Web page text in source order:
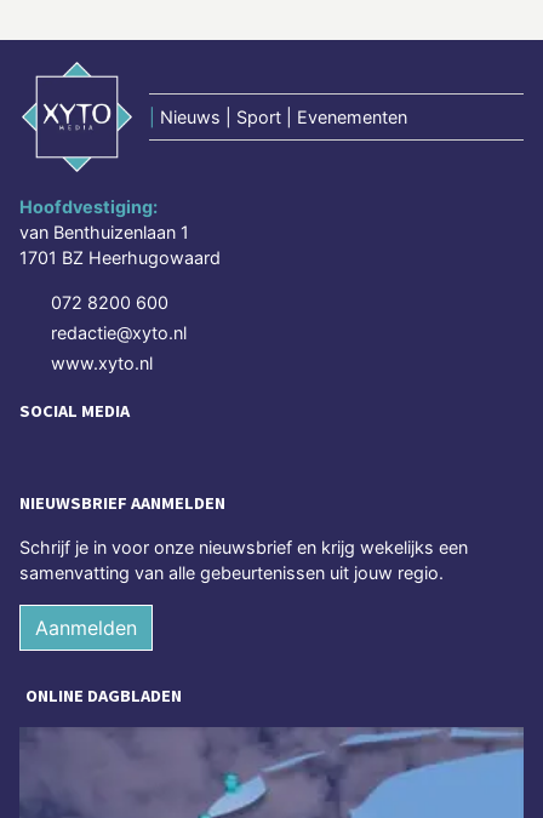
Nieuws | Sport | Evenementen
Hoofdvestiging:
van Benthuizenlaan 1
1701 BZ Heerhugowaard
072 8200 600
redactie@xyto.nl
www.xyto.nl
SOCIAL MEDIA
NIEUWSBRIEF AANMELDEN
Schrijf je in voor onze nieuwsbrief en krijg wekelijks een
samenvatting van alle gebeurtenissen uit jouw regio.
Aanmelden
ONLINE DAGBLADEN